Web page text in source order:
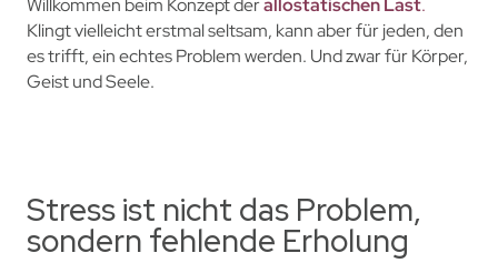
Willkommen beim Konzept derallostatischen Last.
Klingt vielleicht erstmal seltsam, kann aber für jeden, den
es trifft, ein echtes Problem werden. Und zwar für Körper,
Geist und Seele.
Stress ist nicht das Problem,
sondern fehlende Erholung